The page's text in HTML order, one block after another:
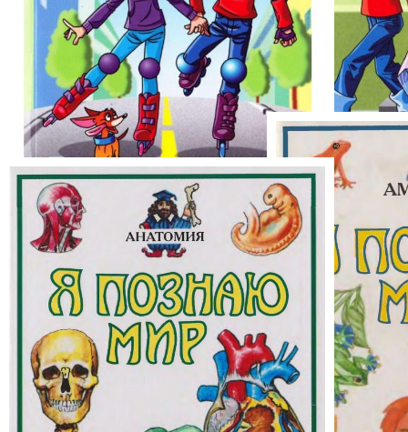
Я и Магазин
Я и Дорога